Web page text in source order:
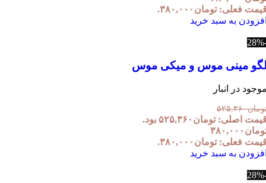
فعلی: تومان۳۸۰,۰۰۰.
به سبد خرید
-
مینی موس و میکی موس
در انبار
۵۲۵,۳۶۰
اصلی: تومان۵۲۵,۳۶۰ بود.
۳۸۰,۰۰۰
فعلی: تومان۳۸۰,۰۰۰.
به سبد خرید
-